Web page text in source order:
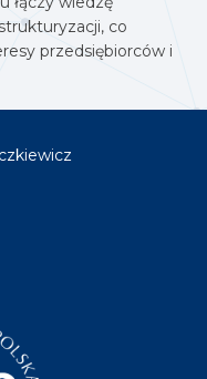
co
przedsiębiorców i